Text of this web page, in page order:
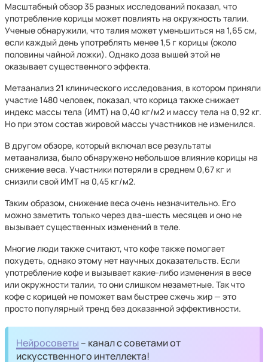
Масштабный обзор 35 разных исследований показал, что
употребление корицы может повлиять на окружность талии.
Ученые обнаружили, что талия может уменьшиться на 1,65 см,
если каждый день употреблять менее 1,5 г корицы (около
половины чайной ложки). Однако доза вышей этой не
оказывает существенного эффекта.
Метаанализ 21 клинического исследования, в котором приняли
участие 1480 человек, показал, что корица также снижает
индекс массы тела (ИМТ) на 0,40 кг/м2 и массу тела на 0,92 кг.
Но при этом состав жировой массы участников не изменился.
В другом обзоре, который включал все результаты
метаанализа, было обнаружено небольшое влияние корицы на
снижение веса. Участники потеряли в среднем 0,67 кг и
снизили свой ИМТ на 0,45 кг/м2.
Таким образом, снижение веса очень незначительно. Его
можно заметить только через два-шесть месяцев и оно не
вызывает существенных изменений в теле.
Многие люди также считают, что кофе также помогает
похудеть, однако этому нет научных доказательств. Если
употребление кофе и вызывает какие-либо изменения в весе
или окружности талии, то они слишком незаметные. Так что
кофе с корицей не поможет вам быстрее сжечь жир — это
просто популярный тренд без доказанной эффективности.
Нейросоветы – канал с советами от
искусственного интеллекта!